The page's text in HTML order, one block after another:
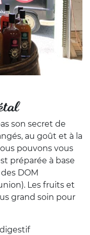
son secret de
au goût et à la
pouvons vous
préparée à base
DOM
Les fruits et
grand soin pour
digestif